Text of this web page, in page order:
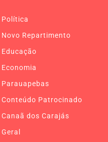
Política
Novo Repartimento
Educação
Economia
Parauapebas
Conteúdo Patrocinado
Canaã dos Carajás
Geral